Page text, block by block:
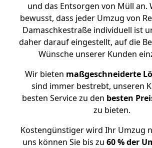
und das Entsorgen von Müll an.
bewusst, dass jeder Umzug von
Damaschkestraße individuell ist
daher darauf eingestellt, auf die
Wünsche unserer Kunden
Wir bieten maßgeschneiderte
sind immer bestrebt, unseren
besten Service zu den besten
zu bieten.
Kostengünstiger wird Ihr Umzug
uns können Sie bis zu 60 % der